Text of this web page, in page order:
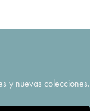
y nuevas colecciones.